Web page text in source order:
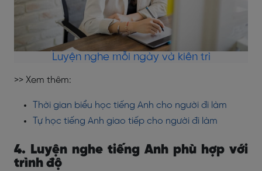
Luyện nghe mỗi ngày và kiên trì
>> Xem thêm:
Thời gian biểu học tiếng Anh cho người đi làm
Tự học tiếng Anh giao tiếp cho người đi làm
4. Luyện nghe tiếng Anh phù hợp với
trình độ